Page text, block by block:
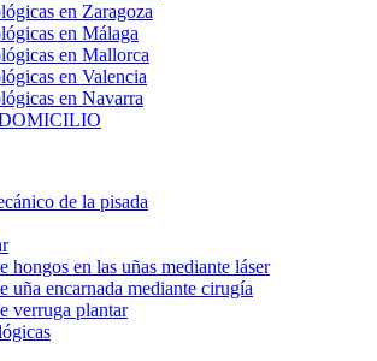
en Zaragoza
en Málaga
en Mallorca
en Valencia
en Navarra
de la pisada
hongos en las uñas mediante láser
uña encarnada mediante cirugía
verruga plantar